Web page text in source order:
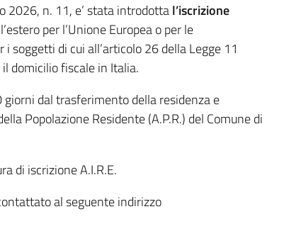
2026, n. 11, e’ stata introdottal’iscrizione
per l’Unione Europea o per le
soggetti di cui all’articolo 26 della Legge 11
domicilio fiscale in Italia.
giorni dal trasferimento della residenza e
Popolazione Residente (A.P.R.) del Comune di
di iscrizione A.I.R.E.
al seguente indirizzo